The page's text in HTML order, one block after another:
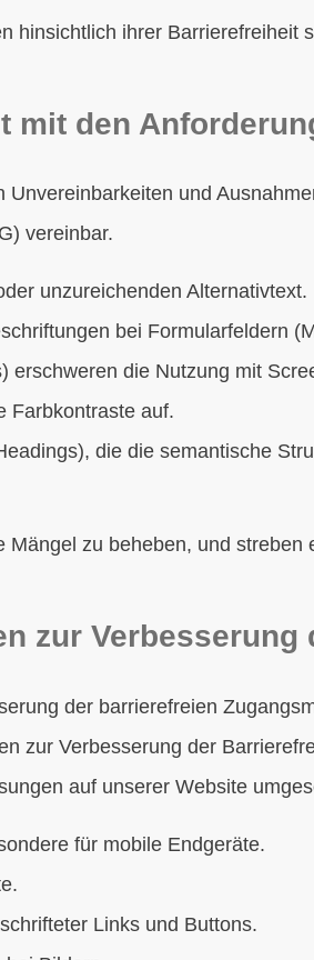
hinsichtlich ihrer Barrierefreiheit
mit den
und
vereinbar.
unzureichenden Alternativtext.
bei Formularfeldern
erschweren die Nutzung mit
Farbkontraste auf.
die die semantische
zu beheben, und streben
zur
der barrierefreien
zur Verbesserung der
auf unserer Website
für mobile Endgeräte.
Links und Buttons.